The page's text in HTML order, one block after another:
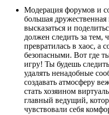
Модерация форумов и
большая
высказаться и
должен следить за тем,
превратилась в хаос,
безопасными. Вот где
игру! Ты будешь
удалять ненадобные
создавать атмосферу
стать хозяином
главный ведущий,
чувствовали себя